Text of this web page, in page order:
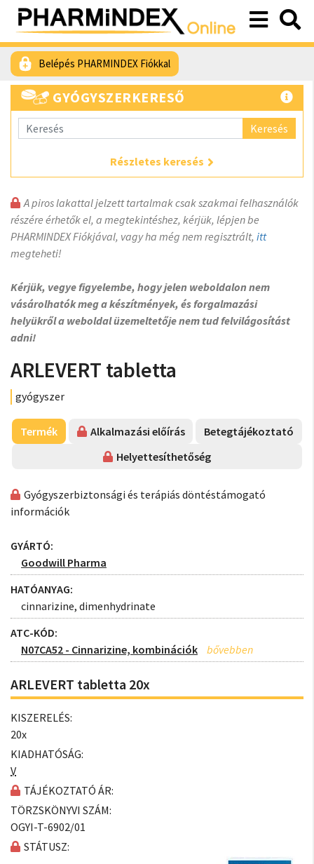
Belépés PHARMINDEX Fiókkal
GYÓGYSZERKERESŐ
Keresés
Részletes keresés
A piros lakattal jelzett tartalmak csak szakmai felhasználók
részére érhetők el, a megtekintéshez, kérjük, lépjen be
PHARMINDEX Fiókjával, vagy ha még nem regisztrált, itt
megteheti!
Kérjük, vegye figyelembe, hogy jelen weboldalon nem
vásárolhatók meg a készítmények, és forgalmazási
helyükről a weboldal üzemeltetője nem tud felvilágosítást
adni!
ARLEVERT tabletta
gyógyszer
Termék Alkalmazási előírás
Betegtájékoztató
Helyettesíthetőség
Gyógyszerbiztonsági és terápiás döntéstámogató
információk
GYÁRTÓ:
Goodwill Pharma
HATÓANYAG:
cinnarizine, dimenhydrinate
ATC-KÓD:
N07CA52 - Cinnarizine, kombinációk
ARLEVERT tabletta 20x
KISZERELÉS:
20x
KIADHATÓSÁG:
V
TÁJÉKOZTATÓ ÁR:
TÖRZSKÖNYVI SZÁM:
OGYI-T-6902/01
STÁTUSZ: